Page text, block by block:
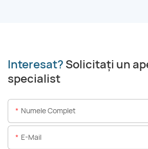
Interesat? Solicitați un
specialist
Numele Complet
E-Mail